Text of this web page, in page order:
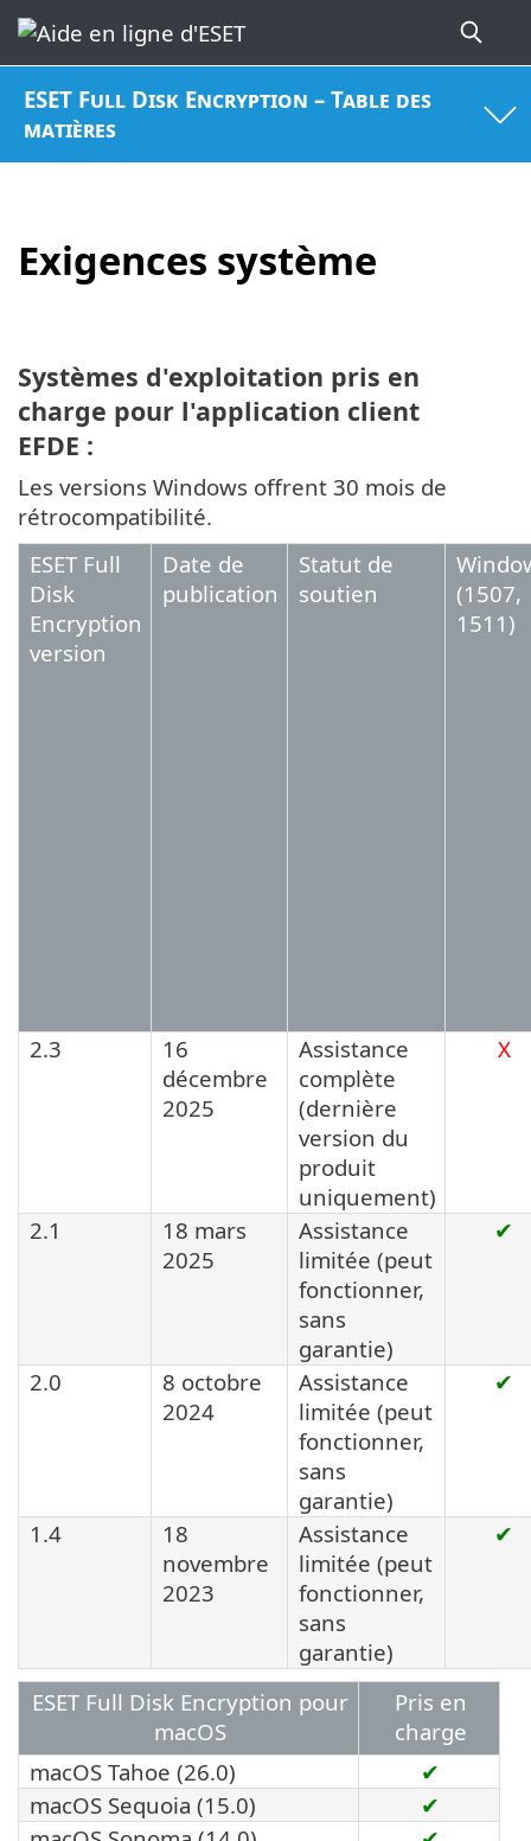
ESET Full Disk Encryption – Table des
matières
Exigences système
Systèmes d'exploitation pris en
charge pour l'application client
EFDE :
Les versions Windows offrent 30 mois de
rétrocompatibilité.
ESET Full
Disk
Encryption
version
Date de
publication
Statut de
soutien
(1507,
1511)
2.3
16
décembre
2025
Assistance
complète
(dernière
version du
produit
uniquement)
X
2.1
18 mars
2025
Assistance
limitée (peut
fonctionner,
sans
garantie)
✔
2.0
8 octobre
2024
Assistance
limitée (peut
fonctionner,
sans
garantie)
✔
1.4
18
novembre
2023
Assistance
limitée (peut
fonctionner,
sans
garantie)
✔
ESET Full Disk Encryption pour
macOS
Pris en
charge
macOS Tahoe (26.0)
✔
macOS Sequoia (15.0)
✔